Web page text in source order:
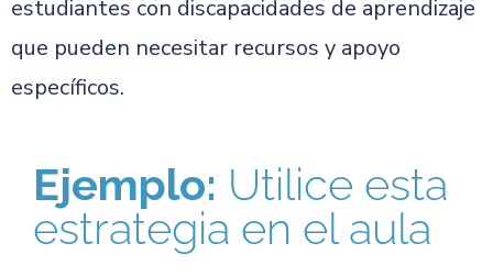
estudiantes con discapacidades de aprendizaje
que pueden necesitar recursos y apoyo
específicos.
Ejemplo: Utilice esta
estrategia en el aula